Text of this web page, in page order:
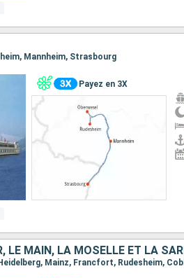
Mannheim, Strasbourg
Payez en 3X
LE MAIN, LA MOSELLE ET LA